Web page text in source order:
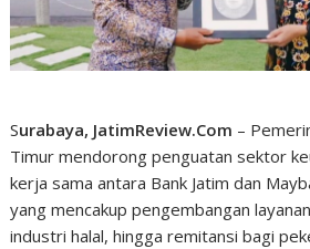
Surabaya, JatimReview.Com –
Timur mendorong penguatan sektor
kerja sama antara Bank Jatim dan
yang mencakup pengembangan
industri halal, hingga remitansi bagi